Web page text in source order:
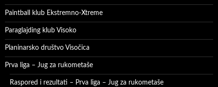
Paintball klub Ekstremno-Xtreme
Paraglajding klub Visoko
Planinarsko društvo Visočica
Prva liga – Jug za rukometaše
Raspored i rezultati – Prva liga – Jug za rukometaše